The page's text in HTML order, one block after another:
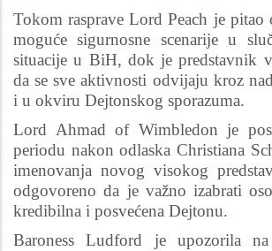
Tokom rasprave Lord Peach je pitao
moguće sigurnosne scenarije u
situacije u BiH, dok je predstavnik
da se sve aktivnosti odvijaju kroz
i u okviru Dejtonskog sporazuma.
Lord Ahmad of Wimbledon je
periodu nakon odlaska Christiana
imenovanja novog visokog
odgovoreno da je važno izabrati
kredibilna i posvećena Dejtonu.
Baroness Ludford je upozorila